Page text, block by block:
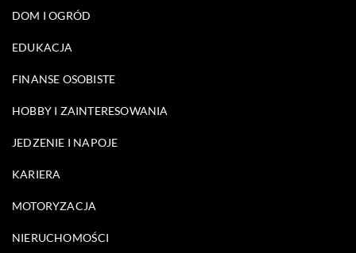
DOM I OGRÓD
EDUKACJA
FINANSE OSOBISTE
HOBBY I ZAINTERESOWANIA
JEDZENIE I NAPOJE
KARIERA
MOTORYZACJA
NIERUCHOMOŚCI